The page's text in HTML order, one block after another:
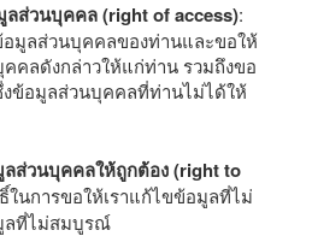
ลส่วนบุคคล (right of access):
อมูลส่วนบุคคลของท่านและขอให้
คคลดังกล่าวให้แก่ท่าน รวมถึงขอ
งข้อมูลส่วนบุคคลที่ท่านไม่ได้ให้
ส่วนบุคคลให้ถูกต้อง (right to
ในการขอให้เราแก้ไขข้อมูลที่ไม่
ลที่ไม่สมบูรณ์